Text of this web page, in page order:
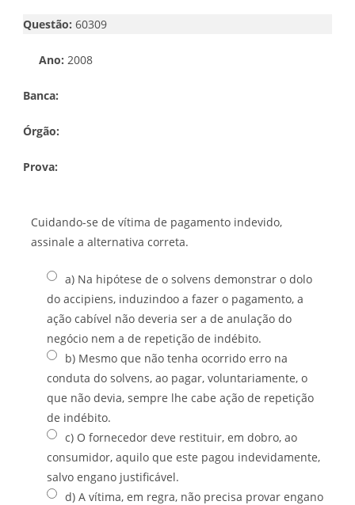
Questão: 60309
Ano: 2008
Banca:
Órgão:
Prova:
Cuidando-se de vítima de pagamento indevido,
assinale a alternativa correta.
a) Na hipótese de o solvens demonstrar o dolo
do accipiens, induzindoo a fazer o pagamento, a
ação cabível não deveria ser a de anulação do
negócio nem a de repetição de indébito.
b) Mesmo que não tenha ocorrido erro na
conduta do solvens, ao pagar, voluntariamente, o
que não devia, sempre lhe cabe ação de repetição
de indébito.
c) O fornecedor deve restituir, em dobro, ao
consumidor, aquilo que este pagou indevidamente,
salvo engano justificável.
d) A vítima, em regra, não precisa provar engano